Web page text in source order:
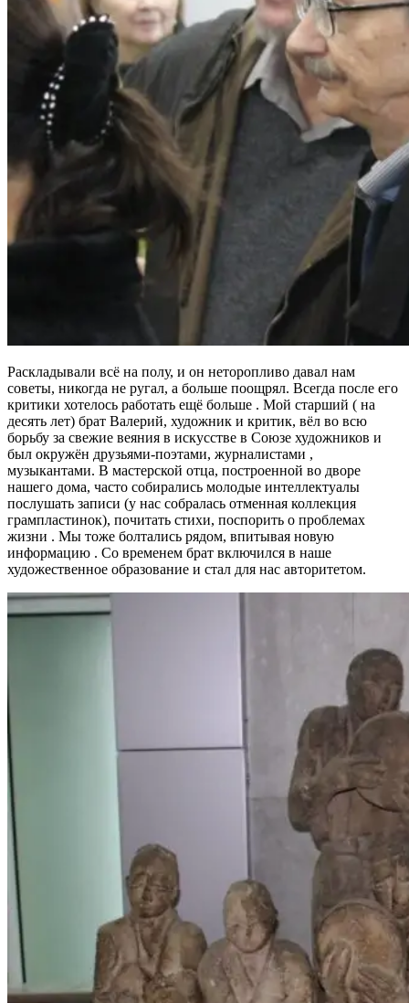
Раскладывали всё на полу, и он неторопливо давал нам
советы, никогда не ругал, а больше поощрял. Всегда после его
критики хотелось работать ещё больше . Мой старший ( на
десять лет) брат Валерий, художник и критик, вёл во всю
борьбу за свежие веяния в искусстве в Союзе художников и
был окружён друзьями-поэтами, журналистами ,
музыкантами. В мастерской отца, построенной во дворе
нашего дома, часто собирались молодые интеллектуалы
послушать записи (у нас собралась отменная коллекция
грампластинок), почитать стихи, поспорить о проблемах
жизни . Мы тоже болтались рядом, впитывая новую
информацию . Со временем брат включился в наше
художественное образование и стал для нас авторитетом.